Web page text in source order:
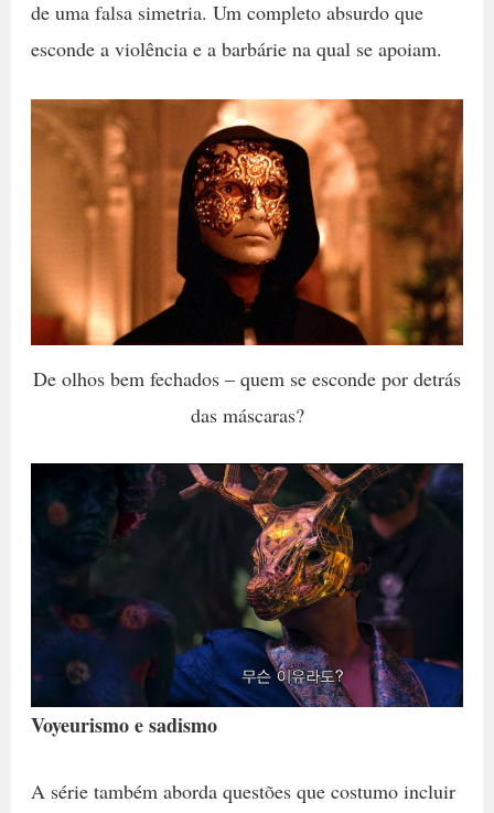
de uma falsa simetria. Um completo absurdo que
esconde a violência e a barbárie na qual se apoiam.
De olhos bem fechados – quem se esconde por detrás
das máscaras?
Voyeurismo e sadismo
A série também aborda questões que costumo incluir